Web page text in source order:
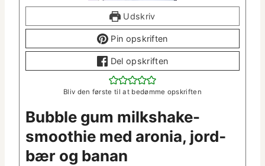
Udskriv
Pin opskriften
Del opskriften
Bliv den første til at bedømme opskriften
Bub­ble gum milk­shake-
smooth­ie med aro­nia, jord­
bær og banan